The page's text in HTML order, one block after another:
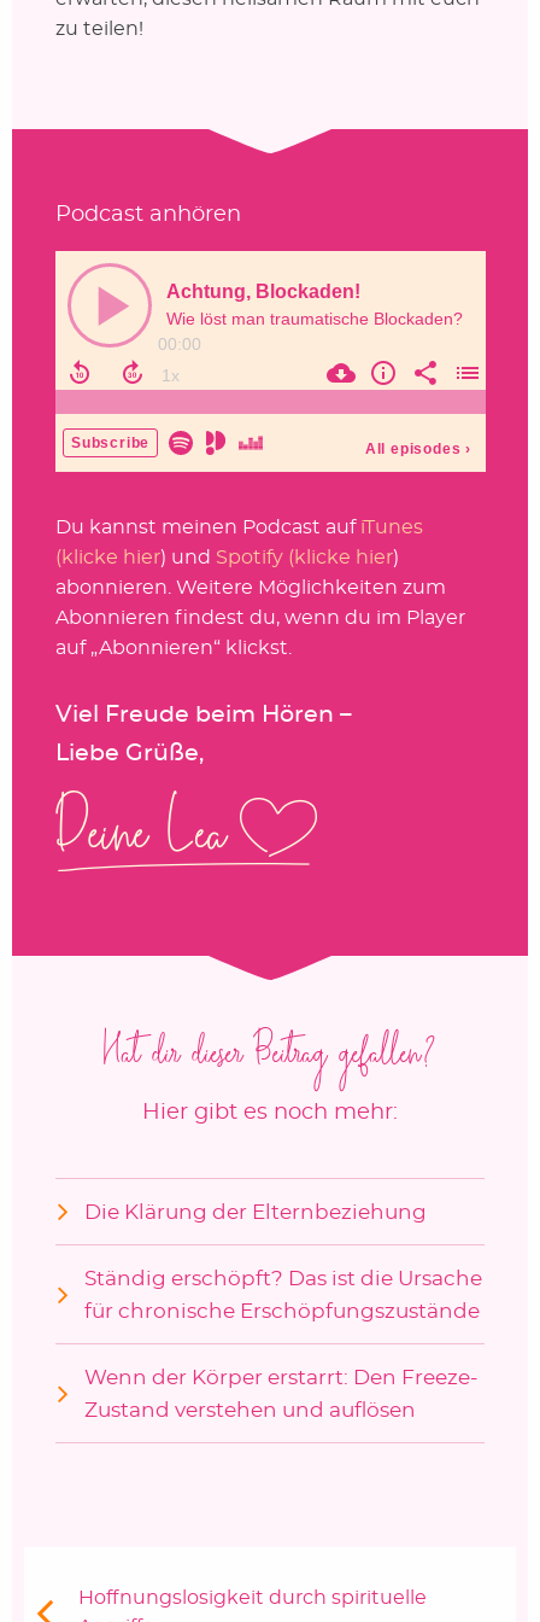
zu teilen!
Podcast anhören
Du kannst meinen Podcast auf iTunes
(klicke hier) und Spotify (klicke hier)
abonnieren. Weitere Möglichkeiten zum
Abonnieren findest du, wenn du im Player
auf „Abonnieren“ klickst.
Viel Freude beim Hören –
Liebe Grüße,
Hat dir dieser Beitrag gefallen?
Hier gibt es noch mehr:
Die Klärung der Elternbeziehung
Ständig erschöpft? Das ist die Ursache
für chronische Erschöpfungszustände
Wenn der Körper erstarrt: Den Freeze-
Zustand verstehen und auflösen
Vorheriger Beitrag:
Hoffnungslosigkeit durch spirituelle